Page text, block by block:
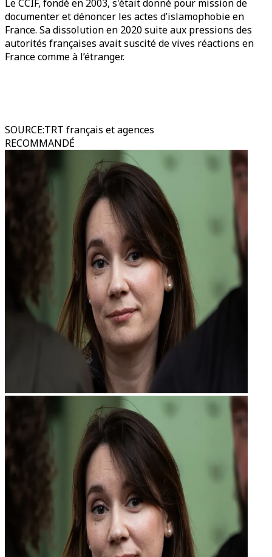
Le CCIF, fondé en 2003, s'était donné pour mission de
documenter et dénoncer les actes d’islamophobie en
France. Sa dissolution en 2020 suite aux pressions des
autorités françaises avait suscité de vives réactions en
France comme à l’étranger.
SOURCE:TRT français et agences
RECOMMANDÉ